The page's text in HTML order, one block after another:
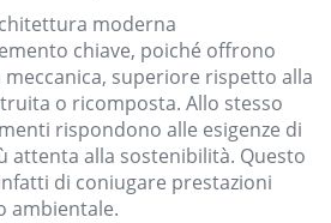
moderna
chiave, poiché offrono
meccanica, superiore rispetto alla
o ricomposta. Allo stesso
rispondono alle esigenze di
attenta alla sostenibilità. Questo
di coniugare prestazioni
ambientale.